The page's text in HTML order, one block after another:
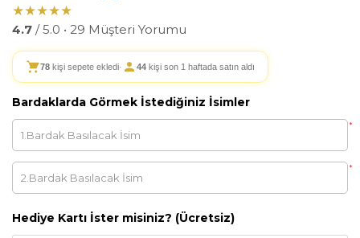
★★★★★
4.7 / 5.0 • 29 Müşteri Yorumu
78 kişi sepete ekledi· 44 kişi son 1 haftada satın aldı
Bardaklarda Görmek İstediğiniz İsimler
*
*
Hediye Kartı İster misiniz? (Ücretsiz)